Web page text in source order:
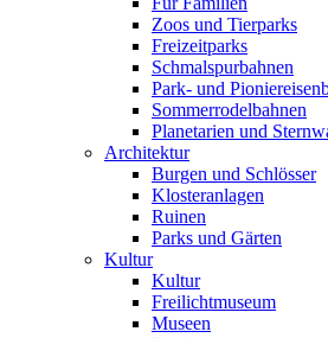
Zoos und Tierparks
Freizeitparks
Schmalspurbahnen
Park- und
Sommerrodelbahnen
Planetarien und
Architektur
Burgen und Schlösser
Klosteranlagen
Ruinen
Parks und Gärten
Kultur
Kultur
Freilichtmuseum
Museen